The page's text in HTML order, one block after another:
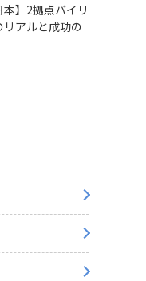
本】2拠点バイリ
リアルと成功の